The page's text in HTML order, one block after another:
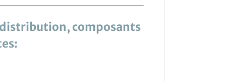
distribution, composants